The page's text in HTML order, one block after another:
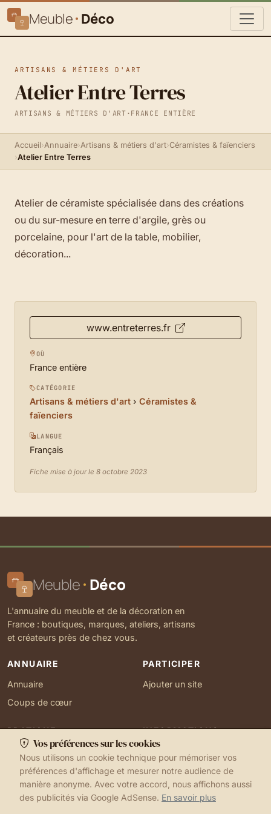
Meuble Déco
ARTISANS & MÉTIERS D'ART
Atelier Entre Terres
ARTISANS & MÉTIERS D'ART · FRANCE ENTIÈRE
Accueil›Annuaire›Artisans & métiers d'art›Céramistes & faïenciers
›Atelier Entre Terres
Atelier de céramiste spécialisée dans des créations
ou du sur-mesure en terre d'argile, grès ou
porcelaine, pour l'art de la table, mobilier,
décoration...
www.entreterres.fr
OÙ
France entière
CATÉGORIE
Artisans & métiers d'art › Céramistes &
faïenciers
LANGUE
Français
Fiche mise à jour le 8 octobre 2023
Meuble Déco
L'annuaire du meuble et de la décoration en
France : boutiques, marques, ateliers, artisans
et créateurs près de chez vous.
ANNUAIRE
Annuaire
Coups de cœur
PARTICIPER
Ajouter un site
PRATIQUE
Ma localisation
Gérer mes cookies
INFORMATIONS
Contact
Vos préférences sur les cookies
Nous utilisons un cookie technique pour mémoriser vos
préférences d'affichage et mesurer notre audience de
manière anonyme. Avec votre accord, nous affichons aussi
des publicités via Google AdSense. En savoir plus